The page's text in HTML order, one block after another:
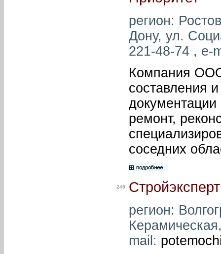
регион:
Дону, ул.
221-48-74 , e-
Компания
составления
документации
ремонт,
соседних
246.
регион:
mail: